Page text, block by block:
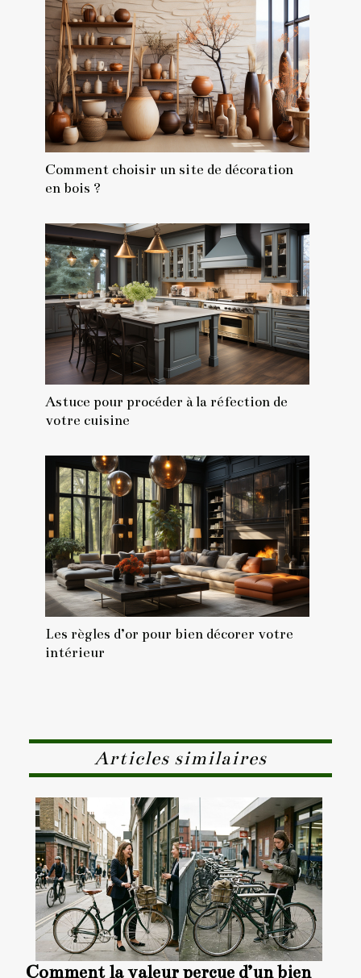
Comment choisir un site de décoration
en bois ?
Astuce pour procéder à la réfection de
votre cuisine
Les règles d’or pour bien décorer votre
intérieur
Articles similaires
Comment la valeur perçue d’un bien